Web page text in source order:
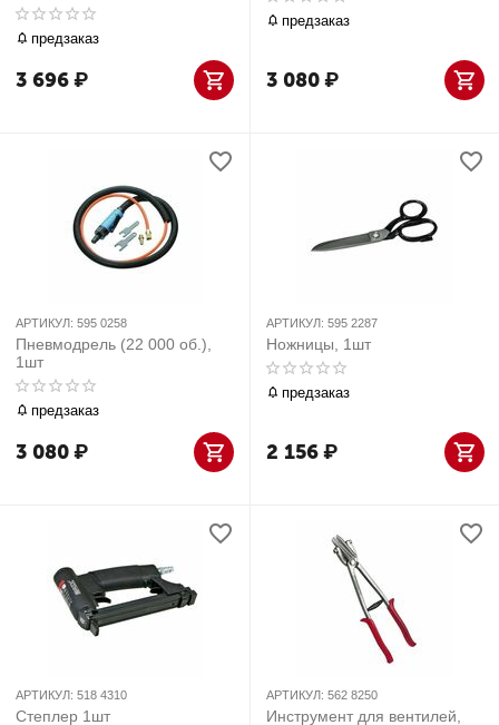
предзаказ
3 696₽
предзаказ
3 080₽
АРТИКУЛ: 595 0258
Пневмодрель (22 000 об.),
1шт
предзаказ
3 080₽
АРТИКУЛ: 595 2287
Ножницы, 1шт
предзаказ
2 156₽
АРТИКУЛ: 518 4310
Степлер 1шт
АРТИКУЛ: 562 8250
Инструмент для вентилей,